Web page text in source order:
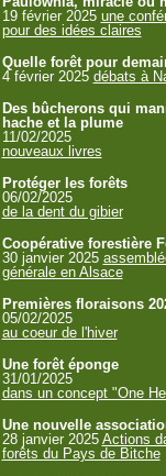
19 février 2025 une
pour des idées claires
Quelle forêt pour
4 février 2025 débats à
Des bûcherons qui
hache et la plume
11/02/2025
nouveaux livres
Protéger les forêts
06/02/2025
de la dent du gibier
Coopérative forestière
30 janvier 2025
générale en Alsace
Premières floraisons
05/02/2025
au coeur de l'hiver
Une forêt éponge
31/01/2025
dans un concept "One
Une nouvelle
28 janvier 2025 Actions
forêts du Pays de Bitche